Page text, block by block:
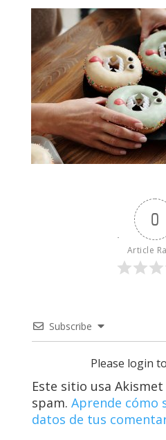
0
Article
Subscribe
Please login
Este sitio usa
spam. Aprende cómo
datos de tus